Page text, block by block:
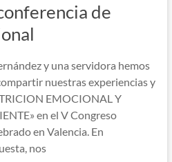
de
y una servidora hemos
nuestras experiencias y
EMOCIONAL Y
en el V Congreso
en Valencia. En
nos